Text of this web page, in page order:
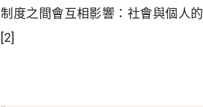
制度之間會互相影響：社會與個人
[2]